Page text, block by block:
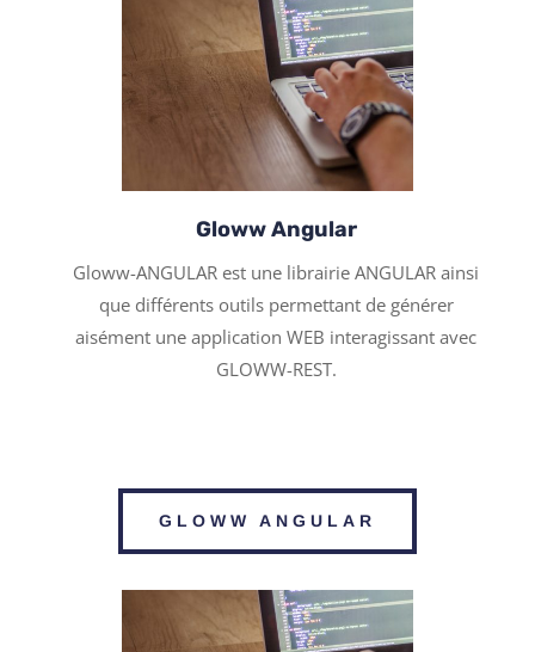
Gloww Angular
Gloww-ANGULAR est une librairie ANGULAR ainsi
que différents outils permettant de générer
aisément une application WEB interagissant avec
GLOWW-REST.
GLOWW ANGULAR